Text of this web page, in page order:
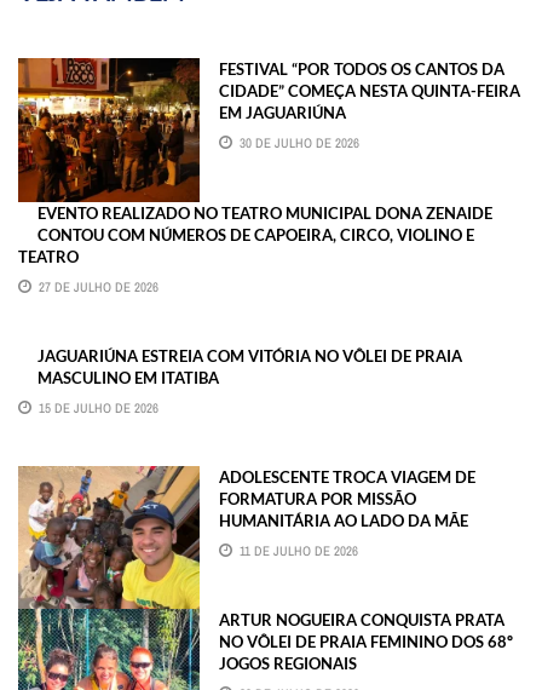
FESTIVAL “POR TODOS OS CANTOS DA
CIDADE” COMEÇA NESTA QUINTA-FEIRA
EM JAGUARIÚNA
30 DE JULHO DE 2026
EVENTO REALIZADO NO TEATRO MUNICIPAL DONA ZENAIDE
CONTOU COM NÚMEROS DE CAPOEIRA, CIRCO, VIOLINO E
TEATRO
27 DE JULHO DE 2026
JAGUARIÚNA ESTREIA COM VITÓRIA NO VÔLEI DE PRAIA
MASCULINO EM ITATIBA
15 DE JULHO DE 2026
ADOLESCENTE TROCA VIAGEM DE
FORMATURA POR MISSÃO
HUMANITÁRIA AO LADO DA MÃE
11 DE JULHO DE 2026
ARTUR NOGUEIRA CONQUISTA PRATA
NO VÔLEI DE PRAIA FEMININO DOS 68º
JOGOS REGIONAIS